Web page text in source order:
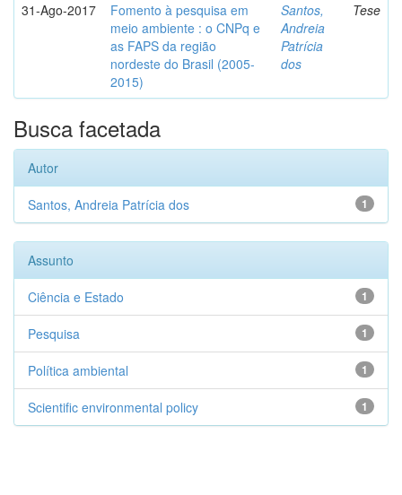
31-Ago-2017
Fomento à pesquisa em
meio ambiente : o CNPq e
as FAPS da região
nordeste do Brasil (2005-
2015)
Santos,
Andreia
Patrícia
dos
Tese
Busca facetada
Autor
1
Santos, Andreia Patrícia dos
Assunto
1
Ciência e Estado
1
Pesquisa
1
Política ambiental
1
Scientific environmental policy